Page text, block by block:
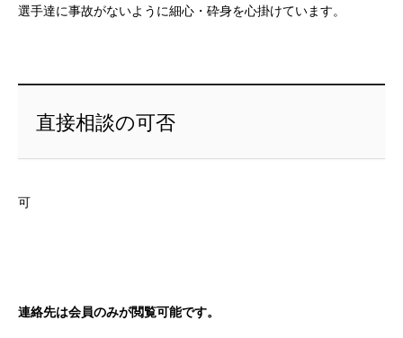
選手達に事故がないように細心・砕身を心掛けています。
直接相談の可否
可
連絡先は会員のみが閲覧可能です。